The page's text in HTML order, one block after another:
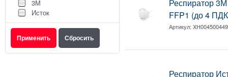
3М
Исток
Респиратор
FFP1 (до 4
Артикул:XH004500449
Респиратор